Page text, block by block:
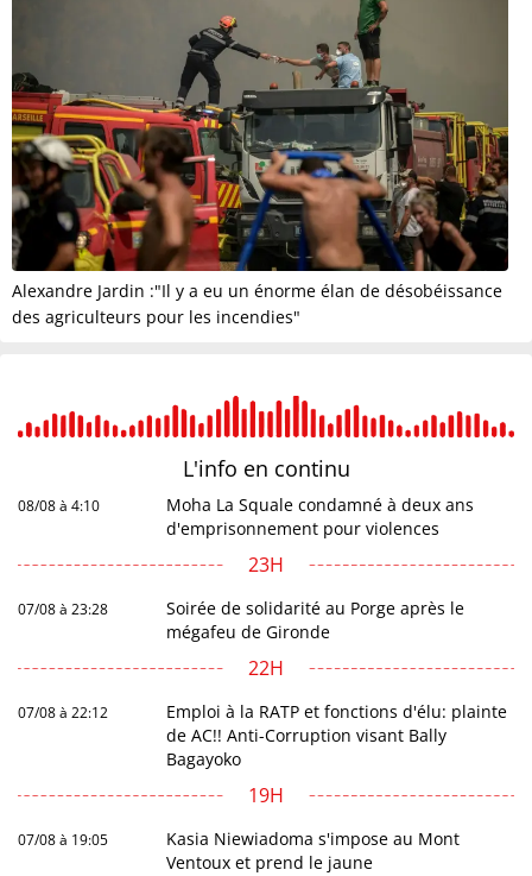
Alexandre Jardin :"Il y a eu un énorme élan de désobéissance
des agriculteurs pour les incendies"
L'info en continu
08/08 à 4:10
Moha La Squale condamné à deux ans
d'emprisonnement pour violences
23H
07/08 à 23:28
Soirée de solidarité au Porge après le
mégafeu de Gironde
22H
07/08 à 22:12
Emploi à la RATP et fonctions d'élu: plainte
de AC!! Anti-Corruption visant Bally
Bagayoko
19H
07/08 à 19:05
Kasia Niewiadoma s'impose au Mont
Ventoux et prend le jaune